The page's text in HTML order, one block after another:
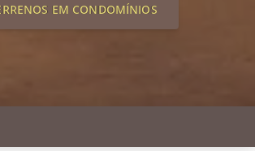
EM CONDOMÍNIOS